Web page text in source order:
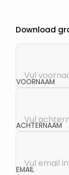
Download
VOORNAAM
ACHTERNAAM
EMAIL